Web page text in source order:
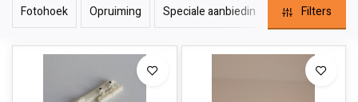
Fotohoek Opruiming Speciale aanbieding Filters